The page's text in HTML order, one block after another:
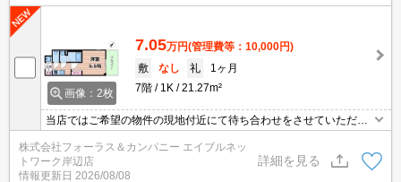
画像：2枚
7.05万円(管理費等：10,000円)
敷
なし 礼
1ヶ月
7階
1K 21.27m²
当店ではご希望の物件の現地付近にて待ち合わせをさせていただき
ご内覧いただくサービスや、主要駅までのお迎えサービスも実施中
です。詳しくは当店 「０１２０－９６７－０９９」にお気軽にお問
合せ下さい♪
株式会社フォーラス＆カンパニー エイブルネッ
トワーク岸辺店
情報更新日 2026/08/08
詳細を見る